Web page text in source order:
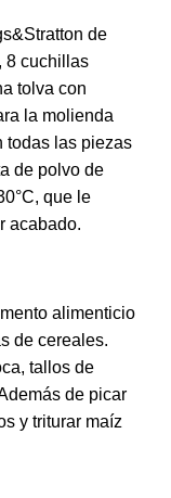
de
8 cuchillas
tolva con
la molienda
todas las piezas
de polvo de
que le
acabado.
alimenticio
de cereales.
tallos de
de picar
y triturar maíz